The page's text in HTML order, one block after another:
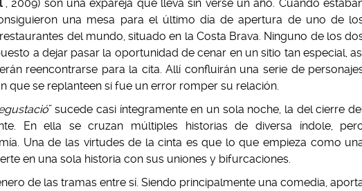
”, 2009) son una expareja que lleva sin verse un año. Cuando
una mesa para el último día de apertura de uno de
del mundo, situado en la Costa Brava. Ninguno de los
a dejar pasar la oportunidad de cenar en un sitio tan especial,
reencontrarse para la cita. Allí confluirán una serie de
que se replanteen si fue un error romper su relación.
” sucede casi íntegramente en un sola noche, la del cierre
En ella se cruzan múltiples historias de diversa índole,
Una de las virtudes de la cinta es que lo que empieza como
en una sola historia con sus uniones y bifurcaciones.
de las tramas entre sí. Siendo principalmente una comedia,